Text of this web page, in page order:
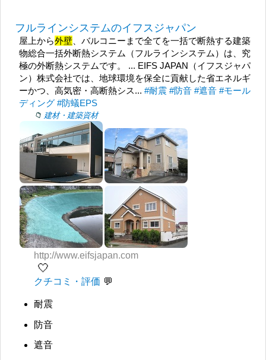
フルラインシステムのイフスジャパン
屋上から外壁 、バルコニーまで全てを一括で断熱する建築
物総合一括外断熱システム（フルラインシステム）は、究
極の外断熱システムです。 ... EIFS JAPAN（イフスジャパ
ン）株式会社では、地球環境を保全に貢献した省エネルギ
ーかつ、高気密・高断熱シス...#耐震 #防音 #遮音 #モール
ディング #防蟻EPS
建材・建築資材
http://www.eifsjapan.com
🤍
クチコミ・評価
耐震
防音
遮音